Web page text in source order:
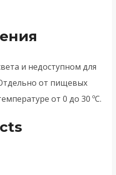
и недоступном для
от пищевых
от 0 до 30 ºС.